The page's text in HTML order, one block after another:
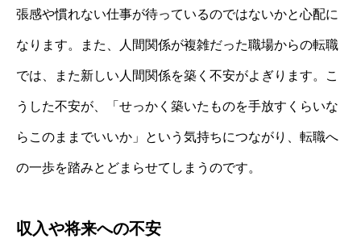
張感や慣れない仕事が待っているのではないかと心配に
なります。また、人間関係が複雑だった職場からの転職
では、また新しい人間関係を築く不安がよぎります。こ
うした不安が、「せっかく築いたものを手放すくらいな
らこのままでいいか」という気持ちにつながり、転職へ
の一歩を踏みとどまらせてしまうのです。
収入や将来への不安